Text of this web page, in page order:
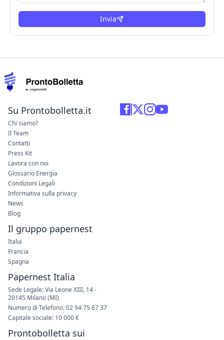
Invia
Su Prontobolletta.it
Chi siamo?
Il Team
Contatti
Press Kit
Lavora con noi
Glossario Energia
Condizioni Legali
Informativa sulla privacy
News
Blog
Il gruppo papernest
Italia
Francia
Spagna
Papernest Italia
Sede Legale: Via Leone XIII, 14 -
20145 Milano (MI)
Numero di Telefono: 02 94 75 67 37
Capitale sociale: 10 000 €
Prontobolletta sui